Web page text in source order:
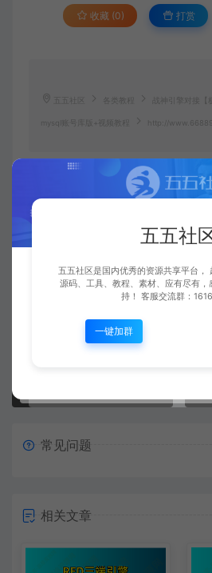
收藏 (0) 打赏
五五社区 各类教程
mysql账号库版+视频教程 http://
五五社区
常见问题
相关文章
五五社
五五社区是国内优秀的资源共享平台，
源码、工具、教程、素材、应有尽有，
持！ 客服交流群：
一键加群